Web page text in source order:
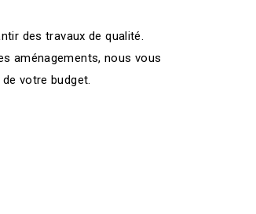
des travaux de qualité.
aménagements, nous vous
votre budget.